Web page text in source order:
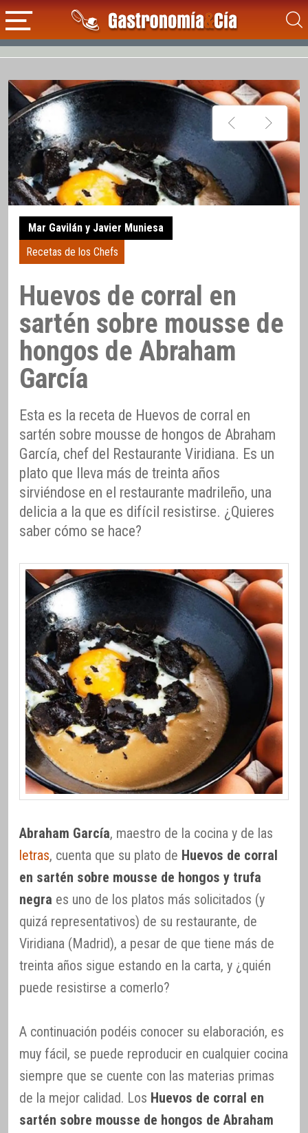
Mar Gavilán y Javier Muniesa
Recetas de los Chefs
Huevos de corral en
sartén sobre mousse de
hongos de Abraham
García
Esta es la receta de Huevos de corral en
sartén sobre mousse de hongos de Abraham
García, chef del Restaurante Viridiana. Es un
plato que lleva más de treinta años
sirviéndose en el restaurante madrileño, una
delicia a la que es difícil resistirse. ¿Quieres
saber cómo se hace?
Abraham García, maestro de la cocina y de las
letras, cuenta que su plato de Huevos de corral
en sartén sobre mousse de hongos y trufa
negra es uno de los platos más solicitados (y
quizá representativos) de su restaurante, de
Viridiana (Madrid), a pesar de que tiene más de
treinta años sigue estando en la carta, y ¿quién
puede resistirse a comerlo?
A continuación podéis conocer su elaboración, es
muy fácil, se puede reproducir en cualquier cocina
siempre que se cuente con las materias primas
de la mejor calidad. Los Huevos de corral en
sartén sobre mousse de hongos de Abraham